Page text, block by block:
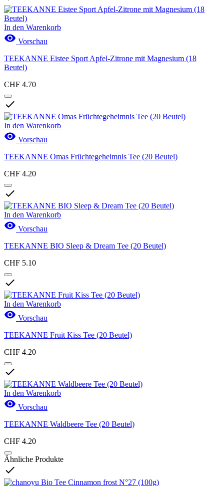
In den Warenkorb
 Vorschau
TEEKANNE Eistee Sport Apfel-Zitrone mit Magnesium (18
Beutel)
CHF 4.70

In den Warenkorb
 Vorschau
TEEKANNE Omas Früchtegeheimnis Tee (20 Beutel)
CHF 4.20

In den Warenkorb
 Vorschau
TEEKANNE BIO Sleep & Dream Tee (20 Beutel)
CHF 5.10

In den Warenkorb
 Vorschau
TEEKANNE Fruit Kiss Tee (20 Beutel)
CHF 4.20

In den Warenkorb
 Vorschau
TEEKANNE Waldbeere Tee (20 Beutel)
CHF 4.20
Ähnliche Produkte
